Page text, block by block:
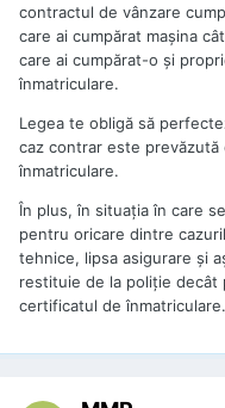
contractul de vânzare
care ai cumpărat maşina
care ai cumpărat-o şi
înmatriculare.
Legea te obligă să
caz contrar este
înmatriculare.
În plus, în situaţia în care
pentru oricare dintre
tehnice, lipsa asigurare şi
restituie de la poliţie decât
certificatul de înmatriculare.